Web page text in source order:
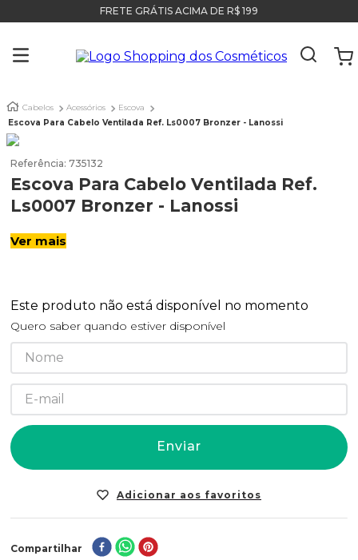
FRETE GRÁTIS ACIMA DE R$ 199
Cabelos Acessórios
Escova
Escova Para Cabelo Ventilada Ref. Ls0007 Bronzer - Lanossi
Referência: 735132
Escova Para Cabelo Ventilada Ref.
Ls0007 Bronzer - Lanossi
Ver mais
Este produto não está disponível no momento
Quero saber quando estiver disponível
Enviar
Compartilhar